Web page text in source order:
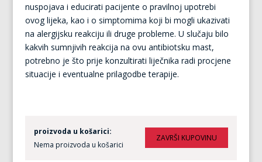
nuspojava i educirati pacijente o pravilnoj upotrebi
ovog lijeka, kao i o simptomima koji bi mogli ukazivati
na alergijsku reakciju ili druge probleme. U slučaju bilo
kakvih sumnjivih reakcija na ovu antibiotsku mast,
potrebno je što prije konzultirati liječnika radi procjene
situacije i eventualne prilagodbe terapije.
proizvoda u košarici:
Nema proizvoda u košarici